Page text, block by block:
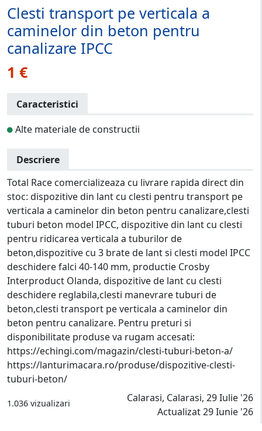
Clesti transport pe verticala a
caminelor din beton pentru
canalizare IPCC
1 €
Caracteristici
Alte materiale de constructii
Descriere
Total Race comercializeaza cu livrare rapida direct din
stoc: dispozitive din lant cu clesti pentru transport pe
verticala a caminelor din beton pentru canalizare,clesti
tuburi beton model IPCC, dispozitive din lant cu clesti
pentru ridicarea verticala a tuburilor de
beton,dispozitive cu 3 brate de lant si clesti model IPCC
deschidere falci 40-140 mm, productie Crosby
Interproduct Olanda, dispozitive de lant cu clesti
deschidere reglabila,clesti manevrare tuburi de
beton,clesti transport pe verticala a caminelor din
beton pentru canalizare. Pentru preturi si
disponibilitate produse va rugam accesati:
https://echingi.com/magazin/clesti-tuburi-beton-a/
https://lanturimacara.ro/produse/dispozitive-clesti-
tuburi-beton/
1.036 vizualizari
Calarasi, Calarasi, 29 Iulie '26
Actualizat 29 Iunie '26